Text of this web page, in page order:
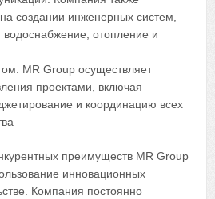
создании инженерных систем,
водоснабжение, отопление и
MR Group осуществляет
проектами, включая
и координацию всех
преимуществ MR Group
инновационных
Компания постоянно